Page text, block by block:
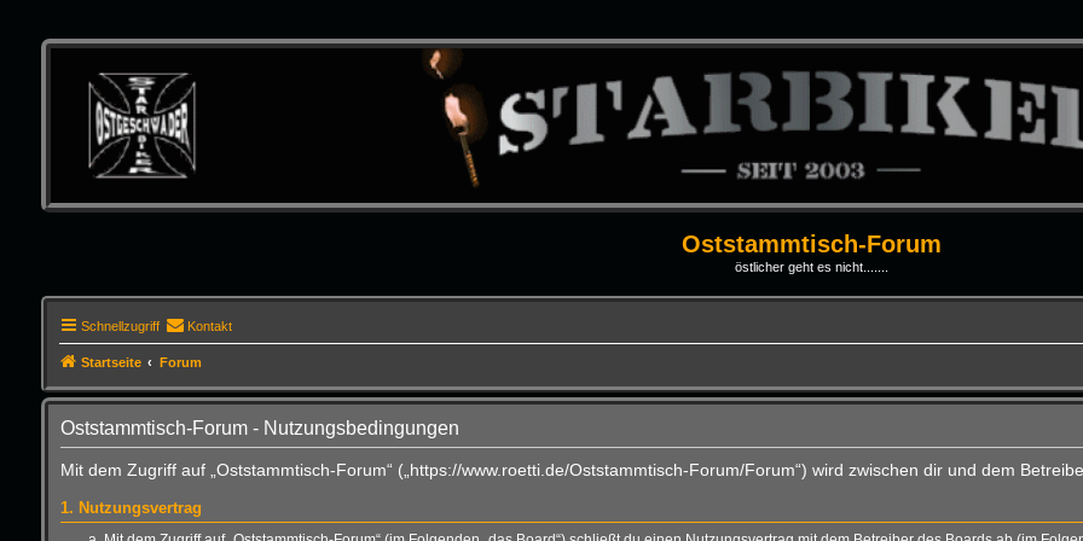
Oststammtisch-Forum
östlicher geht es nicht.......
Schnellzugriff Kontakt
Startseite Forum
Oststammtisch-Forum - Nutzungsbedingungen
Mit dem Zugriff auf „Oststammtisch-Forum“ („https://www.roetti.de/Oststammtisch-Forum/Forum“) wird zwischen dir und dem
1. Nutzungsvertrag